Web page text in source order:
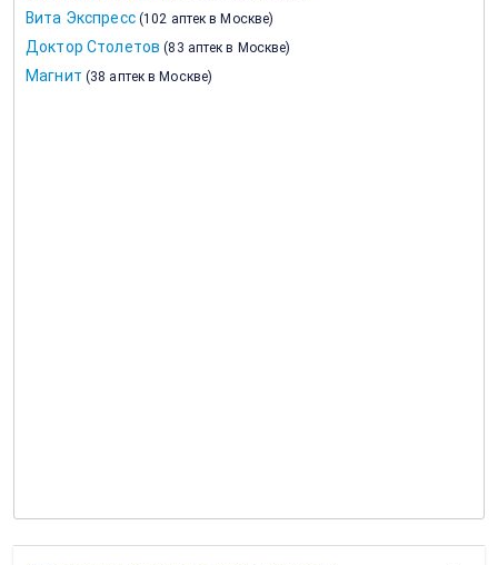
Вита Экспресс (102 аптек в Москве)
Доктор Столетов (83 аптек в Москве)
Магнит (38 аптек в Москве)